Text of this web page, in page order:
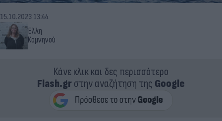
Έλλη
Κομνηνού
15.10.2023 13:44
Κάνε κλικ και δες περισσότερο
Flash.grστην αναζήτηση της Google